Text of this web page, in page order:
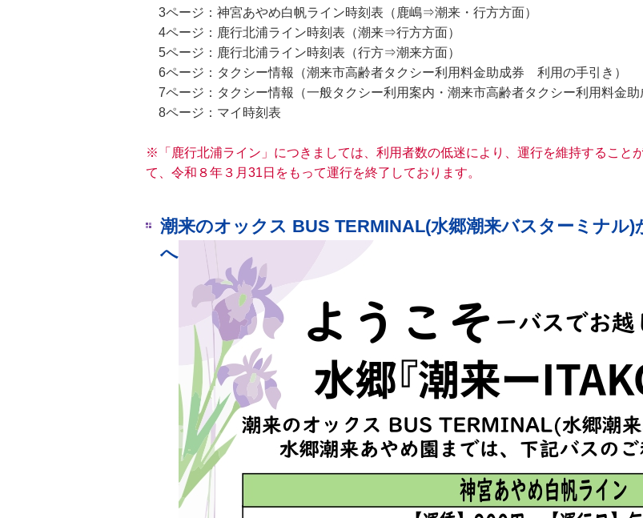
3ページ：神宮あやめ白帆ライン時刻表（鹿嶋⇒潮来・行方方面）
4ページ：鹿行北浦ライン時刻表（潮来⇒行方方面）
5ページ：鹿行北浦ライン時刻表（行方⇒潮来方面）
6ページ：タクシー情報（潮来市高齢者タクシー利用料金助成券 利用の手引き）
7ページ：タクシー情報（一般タクシー利用案内・潮来市高齢者タクシー利用料金助
8ページ：マイ時刻表
※「鹿行北浦ライン」につきましては、利用者数の低迷により、運行を維持すること
て、令和８年３月31日をもって運行を終了しております。
潮来のオックス BUS TERMINAL(水郷潮来バスターミナル
へ